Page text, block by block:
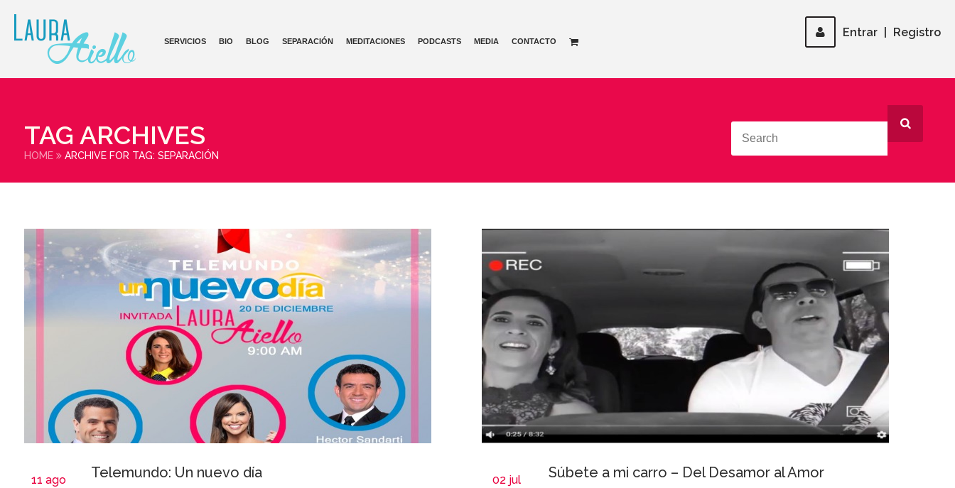
Entrar Registro
SERVICIOS BIO BLOG SEPARACIÓN MEDITACIONES PODCASTS MEDIA CONTACTO
TAG ARCHIVES
HOME ARCHIVE FOR TAG: SEPARACIÓN
11 ago Telemundo: Un nuevo día 02 jul Súbete a mi carro – Del Desamor al Amor